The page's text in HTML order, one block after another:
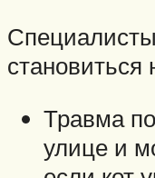
Травма
улице и